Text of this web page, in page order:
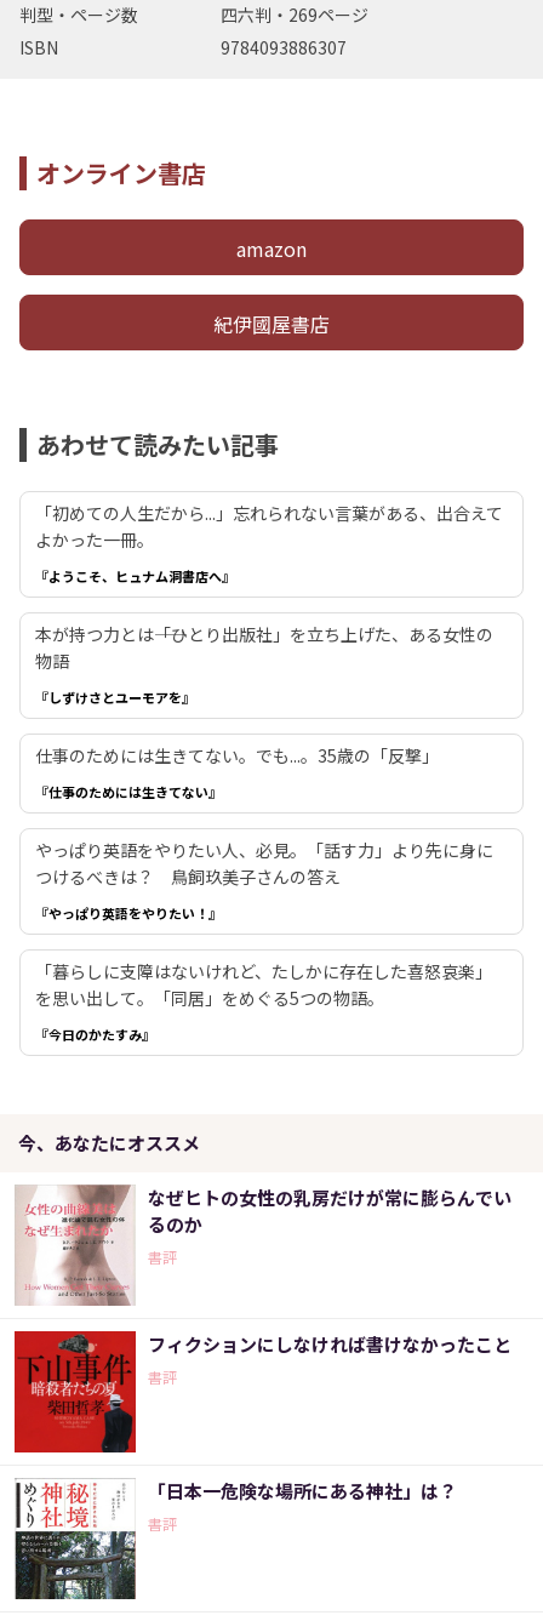
判型・ページ数
四六判・269ページ
ISBN
9784093886307
オンライン書店
amazon
紀伊國屋書店
あわせて読みたい記事
「初めての人生だから...」忘れられない言葉がある、出合えて
よかった一冊。
『ようこそ、ヒュナム洞書店へ』
本が持つ力とは――「ひとり出版社」を立ち上げた、ある女性の
物語
『しずけさとユーモアを』
仕事のためには生きてない。でも...。35歳の「反撃」
『仕事のためには生きてない』
やっぱり英語をやりたい人、必見。「話す力」より先に身に
つけるべきは？ 鳥飼玖美子さんの答え
『やっぱり英語をやりたい！』
「暮らしに支障はないけれど、たしかに存在した喜怒哀楽」
を思い出して。「同居」をめぐる5つの物語。
『今日のかたすみ』
今、あなたにオススメ
なぜヒトの女性の乳房だけが常に膨らんでい
るのか
書評
フィクションにしなければ書けなかったこと
書評
「日本一危険な場所にある神社」は？
書評